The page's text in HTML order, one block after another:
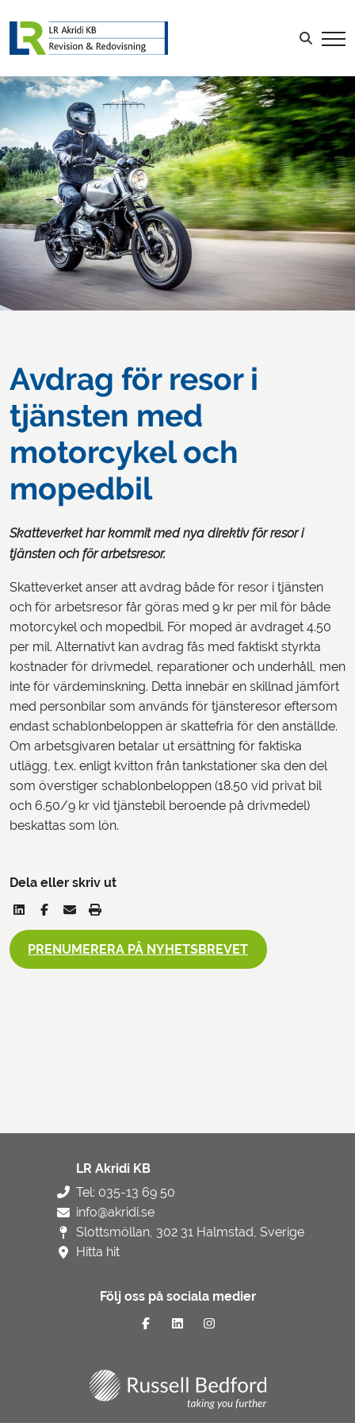
LOGGA IN Sök efter:
Avdrag för resor i
tjänsten med
motorcykel och
mopedbil
Skatteverket har kommit med nya direktiv för resor i
tjänsten och för arbetsresor.
Skatteverket anser att avdrag både för resor i tjänsten
och för arbetsresor får göras med 9 kr per mil för både
motorcykel och mopedbil. För moped är avdraget 4.50
per mil. Alternativt kan avdrag fås med faktiskt styrkta
kostnader för drivmedel, reparationer och underhåll, men
inte för värdeminskning. Detta innebär en skillnad jämfört
med personbilar som används för tjänsteresor eftersom
endast schablonbeloppen är skattefria för den anställde.
Om arbetsgivaren betalar ut ersättning för faktiska
utlägg, t.ex. enligt kvitton från tankstationer ska den del
som överstiger schablonbeloppen (18.50 vid privat bil
och 6.50/9 kr vid tjänstebil beroende på drivmedel)
beskattas som lön.
Dela eller skriv ut
PRENUMERERA PÅ NYHETSBREVET
LR Akridi KB
Tel: 035-13 69 50
info@akridi.se
Slottsmöllan, 302 31 Halmstad, Sverige
Hitta hit
Följ oss på sociala medier